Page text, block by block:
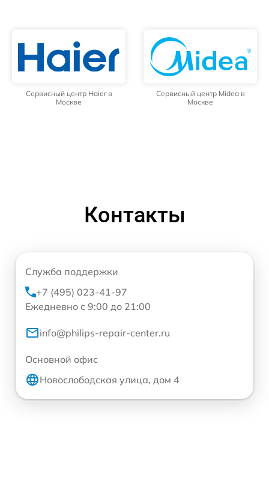
Сервисный центр Haier в
Москве
Сервисный центр Midea в
Москве
Контакты
Служба поддержки
+7 (495) 023-41-97
Ежедневно с 9:00 до 21:00
info@philips-repair-center.ru
Основной офис
Новослободская улица, дом 4